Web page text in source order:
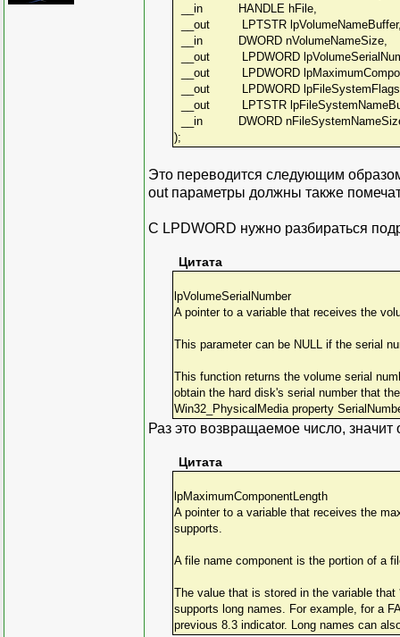
__in HANDLE hFile,
__out LPTSTR
__in DWORD nVolumeNameSize,
__out LPDWORD
__out LPDWORD
__out LPDWORD
__out LPTSTR
__in DWORD
);
Это переводится следующим
out параметры должны также
С LPDWORD нужно разбираться
Цитата
lpVolumeSerialNumber
A pointer to a variable that receives the
This parameter can be NULL if the serial
This function returns the volume serial
obtain the hard disk's serial number that
Win32_PhysicalMedia property
Раз это возвращаемое число, значит
Цитата
lpMaximumComponentLength
A pointer to a variable that receives the
supports.
A file name component is the portion of a
The value that is stored in the variable
supports long names. For example, for a
previous 8.3 indicator. Long names can